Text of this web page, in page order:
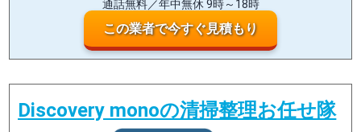
通話無料／年中無休 9時～18時
この業者で今すぐ見積もり
Discovery monoの清掃整理お任せ隊